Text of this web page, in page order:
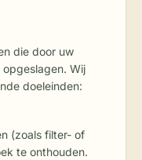
die door uw
Wij
doeleinden:
(zoals filter- of
te onthouden.